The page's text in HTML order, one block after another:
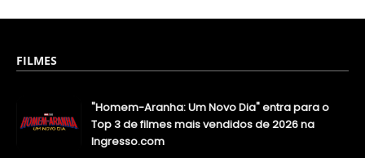
FILMES
"Homem-Aranha: Um Novo Dia" entra para o
Top 3 de filmes mais vendidos de 2026 na
Ingresso.com